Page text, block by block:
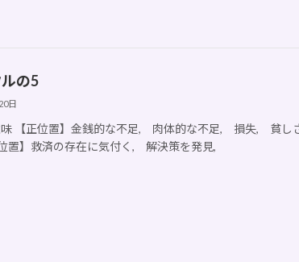
の5
日
味 【正位置】金銭的な不足, 肉体的な不足, 損失, 貧
】救済の存在に気付く, 解決策を発見,